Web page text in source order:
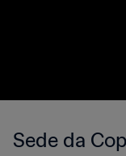
Sede da